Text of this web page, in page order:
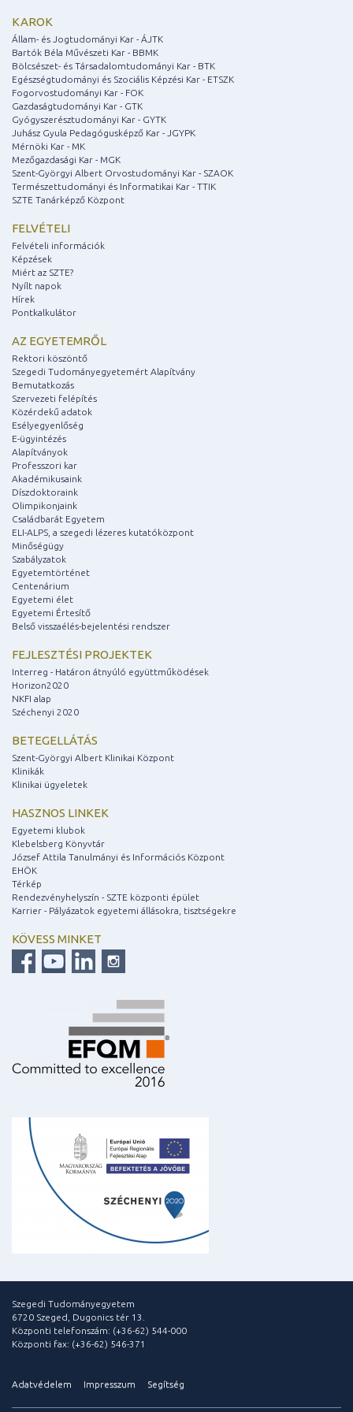
KAROK
Állam- és Jogtudományi Kar - ÁJTK
Bartók Béla Művészeti Kar - BBMK
Bölcsészet- és Társadalomtudományi Kar - BTK
Egészségtudományi és Szociális Képzési Kar - ETSZK
Fogorvostudományi Kar - FOK
Gazdaságtudományi Kar - GTK
Gyógyszerésztudományi Kar - GYTK
Juhász Gyula Pedagógusképző Kar - JGYPK
Mérnöki Kar - MK
Mezőgazdasági Kar - MGK
Szent-Györgyi Albert Orvostudományi Kar - SZAOK
Természettudományi és Informatikai Kar - TTIK
SZTE Tanárképző Központ
FELVÉTELI
Felvételi információk
Képzések
Miért az SZTE?
Nyílt napok
Hírek
Pontkalkulátor
AZ EGYETEMRŐL
Rektori köszöntő
Szegedi Tudományegyetemért Alapítvány
Bemutatkozás
Szervezeti felépítés
Közérdekű adatok
Esélyegyenlőség
E-ügyintézés
Alapítványok
Professzori kar
Akadémikusaink
Díszdoktoraink
Olimpikonjaink
Családbarát Egyetem
ELI-ALPS, a szegedi lézeres kutatóközpont
Minőségügy
Szabályzatok
Egyetemtörténet
Centenárium
Egyetemi élet
Egyetemi Értesítő
Belső visszaélés-bejelentési rendszer
FEJLESZTÉSI PROJEKTEK
Interreg - Határon átnyúló együttműködések
Horizon2020
NKFI alap
Széchenyi 2020
BETEGELLÁTÁS
Szent-Györgyi Albert Klinikai Központ
Klinikák
Klinikai ügyeletek
HASZNOS LINKEK
Egyetemi klubok
Klebelsberg Könyvtár
József Attila Tanulmányi és Információs Központ
EHÖK
Térkép
Rendezvényhelyszín - SZTE központi épület
Karrier - Pályázatok egyetemi állásokra, tisztségekre
KÖVESS MINKET
Szegedi Tudományegyetem
6720 Szeged, Dugonics tér 13.
Központi telefonszám: (+36-62) 544-000
Központi fax: (+36-62) 546-371
Adatvédelem Impresszum Segítség